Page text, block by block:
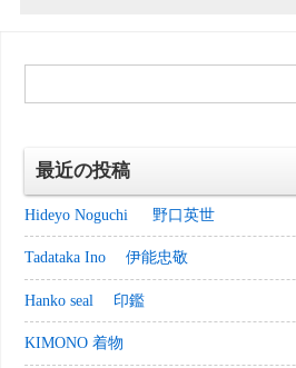
最近の投稿
Hideyo Noguchi 野口英世
Tadataka Ino 伊能忠敬
Hanko seal 印鑑
KIMONO 着物